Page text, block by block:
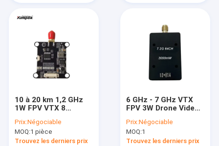
10 à 20 km 1,2 GHz
1W FPV VTX 8
d'émetteur vidéo
drone
Prix:Négociable
MOQ:1 pièce
Trouvez les derniers prix
6 GHz - 7 GHz VTX
FPV 3W Drone Video
64CH IRC Tramp
Prix:Négociable
MOQ:1
Trouvez les derniers prix